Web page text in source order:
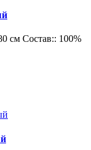
см Состав:: 100%